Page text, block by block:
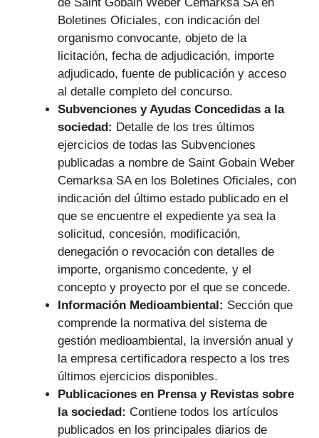
Boletines Oficiales, con indicación del
organismo convocante, objeto de la
licitación, fecha de adjudicación, importe
adjudicado, fuente de publicación y acceso
al detalle completo del concurso.
Subvenciones y Ayudas Concedidas a la
sociedad: Detalle de los tres últimos
ejercicios de todas las Subvenciones
publicadas a nombre de Saint Gobain Weber
Cemarksa SA en los Boletines Oficiales, con
indicación del último estado publicado en el
que se encuentre el expediente ya sea la
solicitud, concesión, modificación,
denegación o revocación con detalles de
importe, organismo concedente, y el
concepto y proyecto por el que se concede.
Información Medioambiental: Sección que
comprende la normativa del sistema de
gestión medioambiental, la inversión anual y
la empresa certificadora respecto a los tres
últimos ejercicios disponibles.
Publicaciones en Prensa y Revistas sobre
la sociedad: Contiene todos los artículos
publicados en los principales diarios de